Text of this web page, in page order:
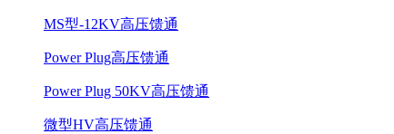
MS型-12KV高压馈通
Power Plug高压馈通
Power Plug 50KV高压馈通
微型HV高压馈通